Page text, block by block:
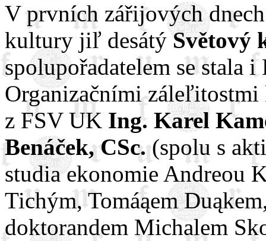
V prvních zářijových
kultury jiľ desátýSvětový
spolupořadatelem se stala
Organizačními záleľitostmi
z FSV UK Ing. Karel
Benáček, CSc.(spolu s
studia ekonomie Andreou
Tichým, Tomáąem
doktorandem Michalem